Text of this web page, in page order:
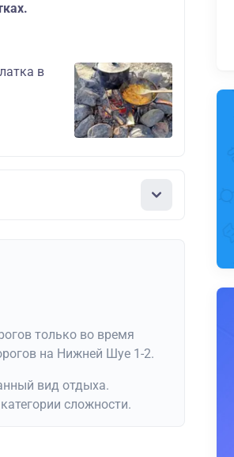
только во время
на Нижней Шуе 1-2.
вид отдыха.
сложности.